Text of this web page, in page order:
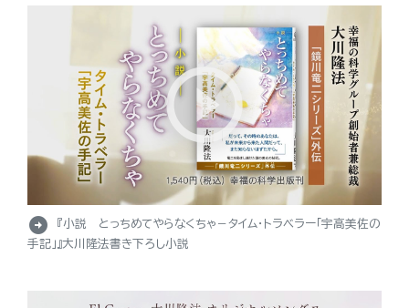
arrow_circle_right
『小説 とっちめてやらなくちゃ－タイム・トラベラー「宇高美佐の
手記」』大川隆法書き下ろし小説